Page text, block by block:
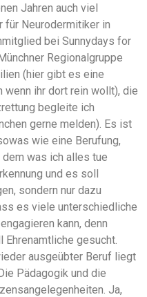
Jahren auch viel
für Neurodermitiker in
bei Sunnydays for
Regionalgruppe
(hier gibt es eine
wenn ihr dort rein wollt), die
begleite ich
gerne melden). Es ist
wie eine Berufung,
was ich alles tue
und es soll
sondern nur dazu
es viele unterschiedliche
kann, denn
gesucht.
ausgeübter Beruf liegt
Pädagogik und die
Ja,